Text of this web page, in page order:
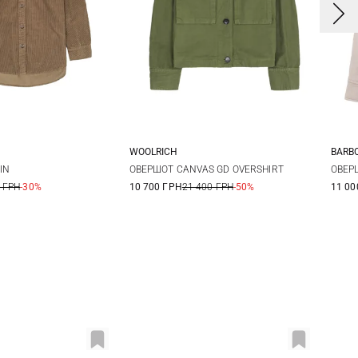
ГРН-30%
XS S M
WOOLRICH
ОВЕРШОТ CANVAS GD OVERSHIRT
10 700 ГРН21 400 ГРН-50%
8
11